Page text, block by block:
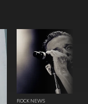
ROCK NEWS